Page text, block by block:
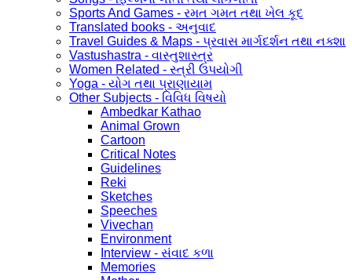
Sports And Games - રમત ગમત તથા ખેલ કૂદ
Translated books - અનુવાદ
Travel Guides & Maps - પ્રવાસ માર્ગદર્શન તથા નક્શા
Vastushastra - વાસ્તુશાસ્ત્ર
Women Related - સ્ત્રી ઉપયોગી
Yoga - યોગ તથા પ્રાણાયામ
Other Subjects - વિવિધ વિષયો
Ambedkar Kathao
Animal Grown
Cartoon
Critical Notes
Guidelines
Reki
Sketches
Speeches
Vivechan
Environment
Interview - સંવાદ કળા
Memories